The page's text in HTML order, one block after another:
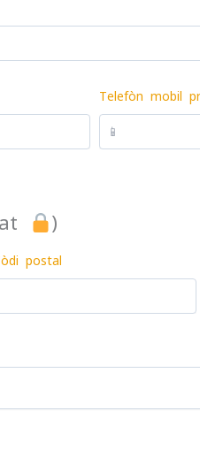
Telefòn mobil
︎)
postal